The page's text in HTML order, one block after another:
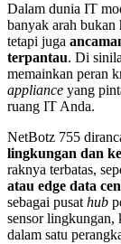
Dalam dunia IT
banyak arah bukan
tetapi juga
terpantau. Di
memainkan peran
appliance yang
ruang IT Anda.
NetBotz 755
lingkungan dan
raknya terbatas,
atau edge data
sebagai pusat hub
sensor lingkungan,
dalam satu